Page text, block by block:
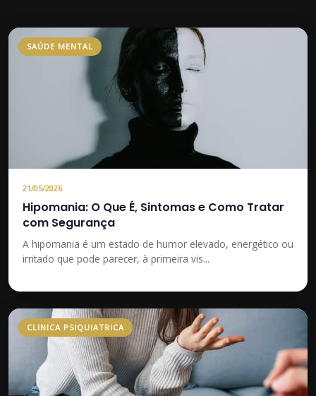
SAÚDE MENTAL
21/05/2026
Hipomania: O Que É, Sintomas e Como Tratar
com Segurança
A hipomania é um estado de humor elevado, energético ou
irritado que pode parecer, à primeira vis...
CLINICA PSIQUIATRICA